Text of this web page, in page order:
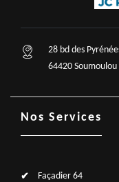
28 bd des
64420 Soumoulou
Nos Services
Façadier 64